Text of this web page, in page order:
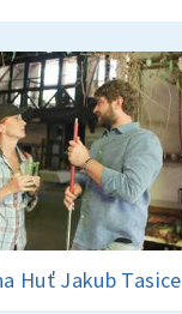
Huť Jakub Tasice